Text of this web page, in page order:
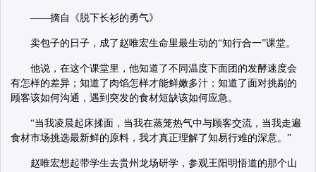
——摘自《脱下长衫的勇气》
卖包子的日子，成了赵唯宏生命里最生动的“知行合一”课堂。
他说，在这个课堂里，他知道了不同温度下面团的发酵速度会
有怎样的差异；知道了肉馅怎样才能鲜嫩多汁；知道了面对挑剔的
顾客该如何沟通，遇到突发的食材短缺该如何应急。
“当我凌晨起床揉面，当我在蒸笼热气中与顾客交流，当我走遍
食材市场挑选最新鲜的原料，我才真正理解了知易行难的深意。”
赵唯宏想起带学生去贵州龙场研学，参观王阳明悟道的那个山